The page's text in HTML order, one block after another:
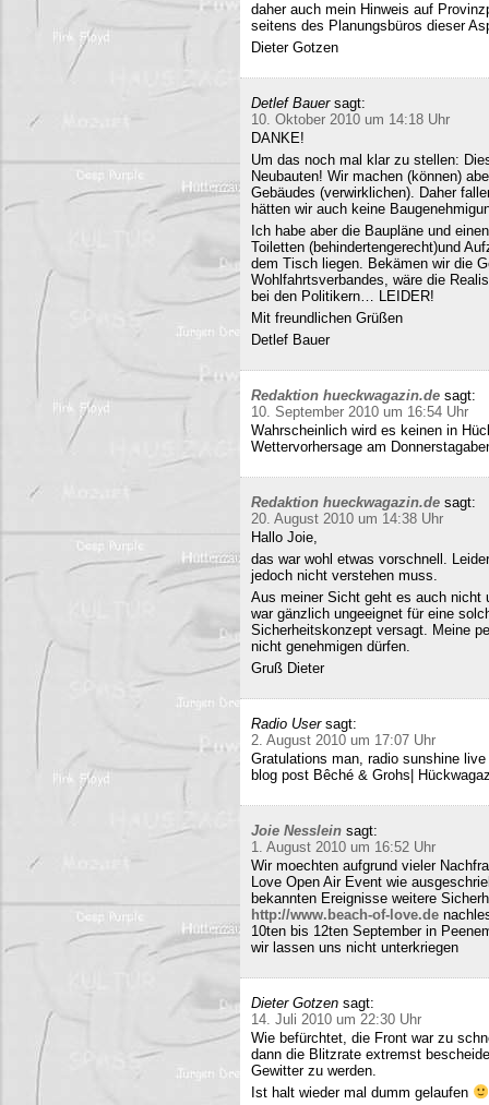
daher auch mein Hinweis auf
seitens des Planungsbüros dieser
Dieter Gotzen
Detlef Bauer sagt:
10. Oktober 2010 um 14:18 Uhr
DANKE!
Um das noch mal klar zu stellen:
Neubauten! Wir machen (können)
Gebäudes (verwirklichen). Daher
hätten wir auch keine
Ich habe aber die Baupläne und
Toiletten (behindertengerecht)und
dem Tisch liegen. Bekämen wir die
Wohlfahrtsverbandes, wäre die
bei den Politikern… LEIDER!
Mit freundlichen Grüßen
Detlef Bauer
Redaktion hueckwagazin.de sagt:
10. September 2010 um 16:54 Uhr
Wahrscheinlich wird es keinen in
Wettervorhersage am
Redaktion hueckwagazin.de sagt:
20. August 2010 um 14:38 Uhr
Hallo Joie,
das war wohl etwas vorschnell.
jedoch nicht verstehen muss.
Aus meiner Sicht geht es auch nicht
war gänzlich ungeeignet für eine
Sicherheitskonzept versagt. Meine
nicht genehmigen dürfen.
Gruß Dieter
Radio User sagt:
2. August 2010 um 17:07 Uhr
Gratulations man, radio sunshine
blog post Bêché & Grohs|
Joie Nesslein sagt:
1. August 2010 um 16:52 Uhr
Wir moechten aufgrund vieler
Love Open Air Event wie
bekannten Ereignisse weitere
http://www.beach-of-love.de
10ten bis 12ten September in
wir lassen uns nicht unterkriegen
Dieter Gotzen sagt:
14. Juli 2010 um 22:30 Uhr
Wie befürchtet, die Front war zu
dann die Blitzrate extremst
Gewitter zu werden.
Ist halt wieder mal dumm gelaufen